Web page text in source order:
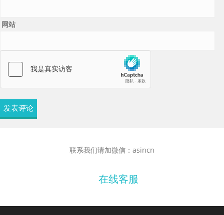
网站
联系我们请加微信：asincn
在线客服